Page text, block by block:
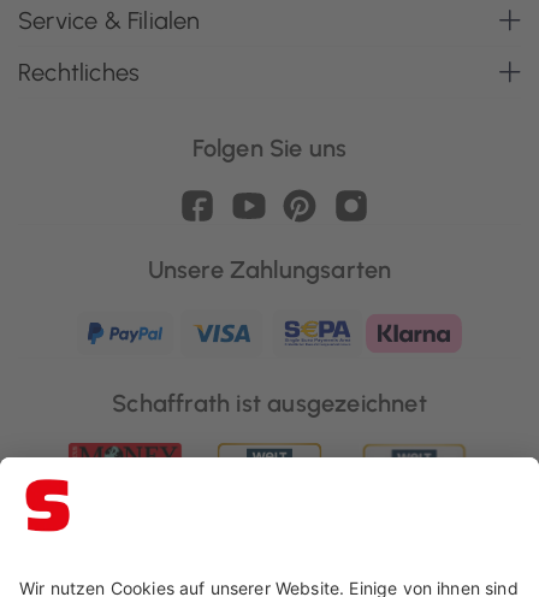
Service & Filialen
Rechtliches
Folgen Sie uns
Unsere Zahlungsarten
Schaffrath ist ausgezeichnet